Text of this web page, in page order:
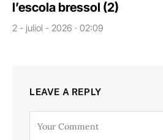
l’escola bressol (2)
2 - juliol - 2026 · 02:09
LEAVE A REPLY